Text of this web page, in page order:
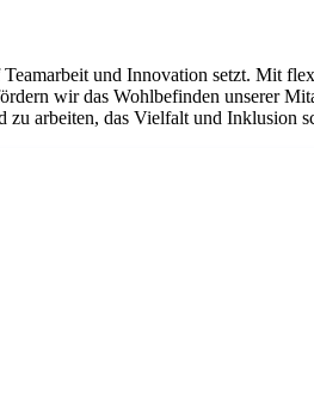
und Innovation setzt. Mit
wir das Wohlbefinden unserer
arbeiten, das Vielfalt und Inklusion